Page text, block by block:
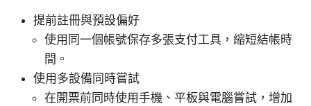
提前註冊與預設偏好
使用同一個帳號保存多張支付工具，縮短結帳時
間。
使用多設備同時嘗試
在開票前同時使用手機、平板與電腦嘗試，增加